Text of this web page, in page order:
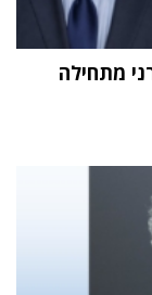
מתחילה